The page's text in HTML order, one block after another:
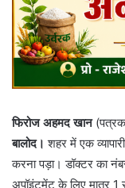
फिरोज अहमद खान
बालोद। शहर में एक
करना पड़ा। डॉक्टर का
अपॉइंटमेंट के लिए मात्र 1